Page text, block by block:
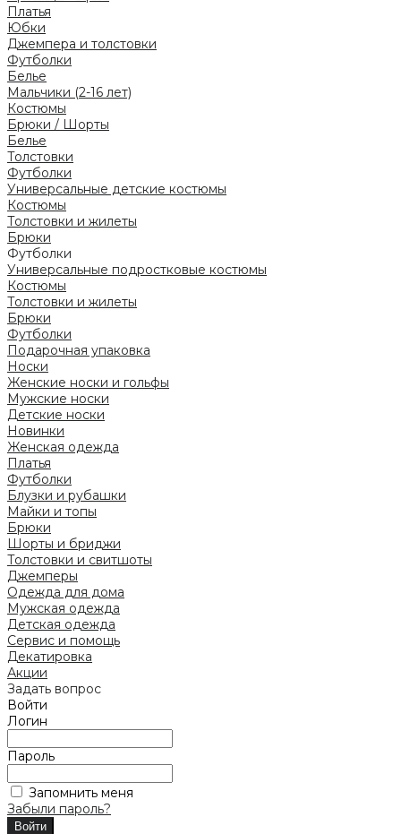
Платья
Юбки
Джемпера и толстовки
Футболки
Белье
Мальчики (2-16 лет)
Костюмы
Брюки / Шорты
Белье
Толстовки
Футболки
Универсальные детские костюмы
Костюмы
Толстовки и жилеты
Брюки
Футболки
Универсальные подростковые костюмы
Костюмы
Толстовки и жилеты
Брюки
Футболки
Подарочная упаковка
Носки
Женские носки и гольфы
Мужские носки
Детские носки
Новинки
Женская одежда
Платья
Футболки
Блузки и рубашки
Майки и топы
Брюки
Шорты и бриджи
Толстовки и свитшоты
Джемперы
Одежда для дома
Мужская одежда
Детская одежда
Сервис и помощь
Декатировка
Акции
Задать вопрос
Войти
Логин
Пароль
Запомнить меня
Забыли пароль?